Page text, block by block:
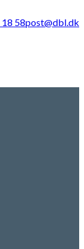
58post@dbl.dk